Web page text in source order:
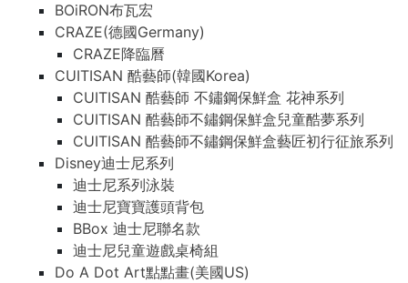
BOiRON布瓦宏
CRAZE(德國Germany)
CRAZE降臨曆
CUITISAN 酷藝師(韓國Korea)
CUITISAN 酷藝師 不鏽鋼保鮮盒 花神系列
CUITISAN 酷藝師不鏽鋼保鮮盒兒童酷夢系列
CUITISAN 酷藝師不鏽鋼保鮮盒藝匠初行征旅系列
Disney迪士尼系列
迪士尼系列泳裝
迪士尼寶寶護頭背包
BBox 迪士尼聯名款
迪士尼兒童遊戲桌椅組
Do A Dot Art點點畫(美國US)